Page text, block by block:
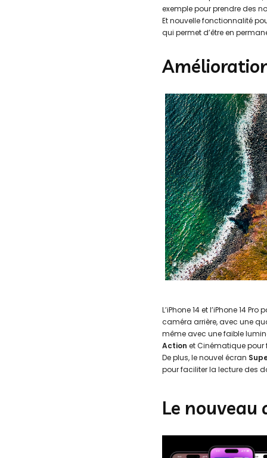
exemple pour prendre des
Et nouvelle fonctionnalité
qui permet d’être en
L’iPhone 14 et l’iPhone 14
caméra arrière, avec une
même avec une faible
Action et Cinématique pour
De plus, le nouvel écran
pour faciliter la lecture des
Le nouveau